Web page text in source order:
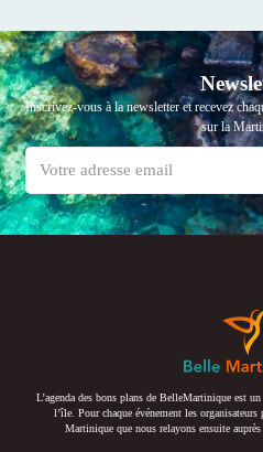
Inscrivez-vous à la newsletter et recevez
sur la
L’agenda des bons plans de BelleMartinique est
l’île. Pour chaque événement les
Martinique que nous relayons ensuite